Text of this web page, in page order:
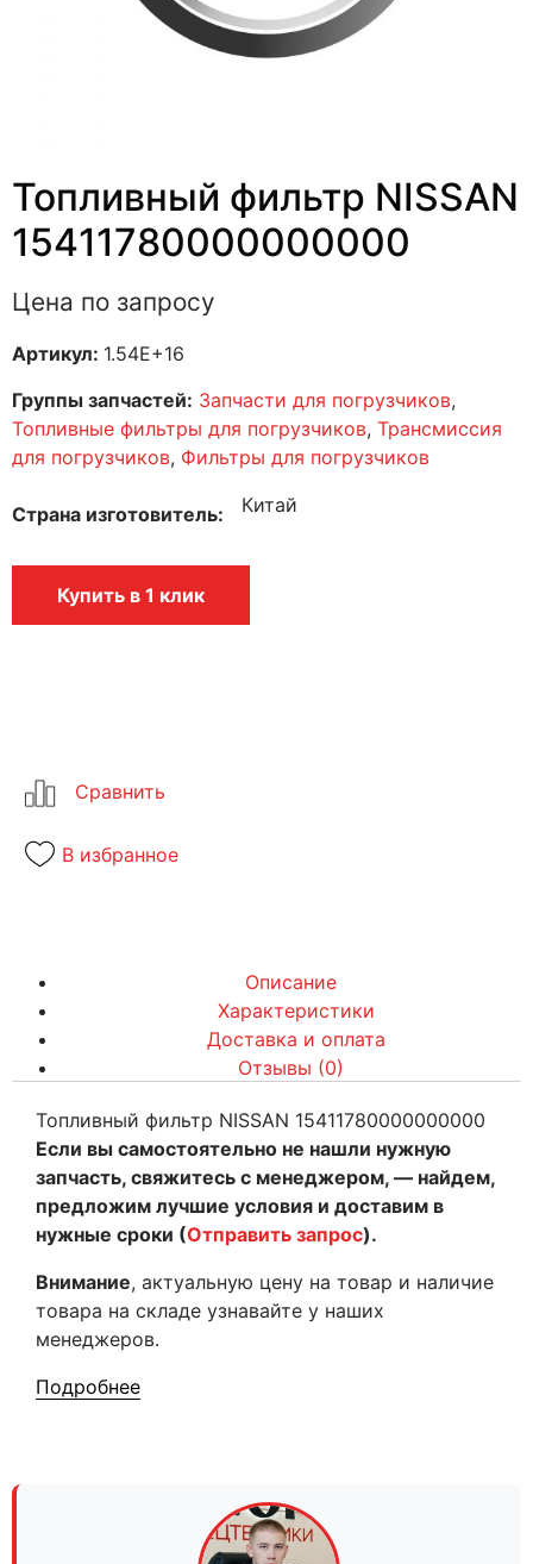
Топливный фильтр NISSAN
15411780000000000
Цена по запросу
Артикул: 1.54E+16
Группы запчастей: Запчасти для погрузчиков,
Топливные фильтры для погрузчиков, Трансмиссия
для погрузчиков, Фильтры для погрузчиков
Страна изготовитель Китай
Купить в 1 клик
В избранное
Описание
Характеристики
Доставка и оплата
Отзывы (0)
Топливный фильтр NISSAN 15411780000000000
Если вы самостоятельно не нашли нужную
запчасть, свяжитесь с менеджером, — найдем,
предложим лучшие условия и доставим в
нужные сроки (Отправить запрос).
Внимание, актуальную цену на товар и наличие
товара на складе узнавайте у наших
менеджеров.
Подробнее